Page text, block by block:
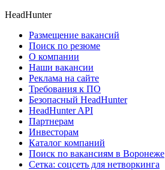
HeadHunter
Размещение вакансий
Поиск по резюме
О компании
Наши вакансии
Реклама на сайте
Требования к ПО
Безопасный HeadHunter
HeadHunter API
Партнерам
Инвесторам
Каталог компаний
Поиск по вакансиям в Воронеже
Сетка: соцсеть для нетворкинга